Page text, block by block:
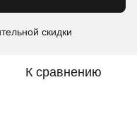
скидки
К сравнению